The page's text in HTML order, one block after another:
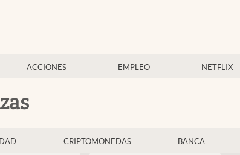
ACCIONES EMPLEO NETFLIX
CRIPTOMONEDAS BANCA